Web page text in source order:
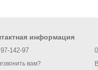
class C218?
вырабатывают ресурс
Вас до места
информация
142-97
вам?